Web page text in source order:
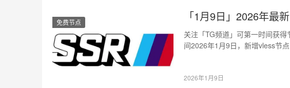
免费节点 「1月9日」2026年最
关注「TG频道」可第一时间获
间2026年1月9日，新增vless节
2026年1月9日